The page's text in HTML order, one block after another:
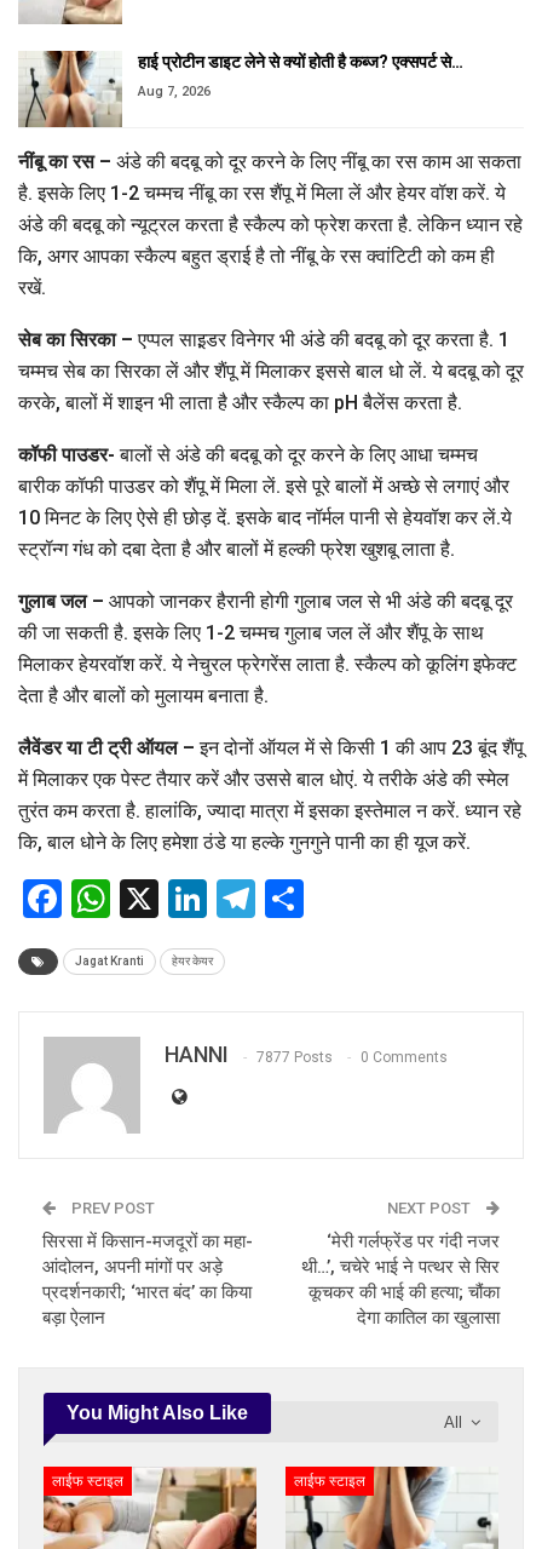
हाई प्रोटीन डाइट लेने से क्यों होती है कब्ज? एक्सपर्ट से…
Aug 7, 2026
नींबू का रस – अंडे की बदबू को दूर करने के लिए नींबू का रस काम आ सकता
है. इसके लिए 1-2 चम्मच नींबू का रस शैंपू में मिला लें और हेयर वॉश करें. ये
अंडे की बदबू को न्यूट्रल करता है स्कैल्प को फ्रेश करता है. लेकिन ध्यान रहे
कि, अगर आपका स्कैल्प बहुत ड्राई है तो नींबू के रस क्वांटिटी को कम ही
रखें.
सेब का सिरका – एप्पल साइ़डर विनेगर भी अंडे की बदबू को दूर करता है. 1
चम्मच सेब का सिरका लें और शैंपू में मिलाकर इससे बाल धो लें. ये बदबू को दूर
करके, बालों में शाइन भी लाता है और स्कैल्प का pH बैलेंस करता है.
कॉफी पाउडर- बालों से अंडे की बदबू को दूर करने के लिए आधा चम्मच
बारीक कॉफी पाउडर को शैंपू में मिला लें. इसे पूरे बालों में अच्छे से लगाएं और
10 मिनट के लिए ऐसे ही छोड़ दें. इसके बाद नॉर्मल पानी से हेयवॉश कर लें.ये
स्ट्रॉन्ग गंध को दबा देता है और बालों में हल्की फ्रेश खुशबू लाता है.
गुलाब जल – आपको जानकर हैरानी होगी गुलाब जल से भी अंडे की बदबू दूर
की जा सकती है. इसके लिए 1-2 चम्मच गुलाब जल लें और शैंपू के साथ
मिलाकर हेयरवॉश करें. ये नेचुरल फ्रेगरेंस लाता है. स्कैल्प को कूलिंग इफेक्ट
देता है और बालों को मुलायम बनाता है.
लैवेंडर या टी ट्री ऑयल – इन दोनों ऑयल में से किसी 1 की आप 23 बूंद शैंपू
में मिलाकर एक पेस्ट तैयार करें और उससे बाल धोएं. ये तरीके अंडे की स्मेल
तुरंत कम करता है. हालांकि, ज्यादा मात्रा में इसका इस्तेमाल न करें. ध्यान रहे
कि, बाल धोने के लिए हमेशा ठंडे या हल्के गुनगुने पानी का ही यूज करें.
Facebook
WhatsApp
X LinkedIn
Telegram
Jagat Kranti हेयर केयर
HANNI 7877 Posts 0 Comments
PREV POST
सिरसा में किसान-मजदूरों का महा-
आंदोलन, अपनी मांगों पर अड़े
प्रदर्शनकारी; ‘भारत बंद’ का किया
बड़ा ऐलान
NEXT POST
‘मेरी गर्लफ्रेंड पर गंदी नजर
थी…’, चचेरे भाई ने पत्थर से सिर
कूचकर की भाई की हत्या; चौंका
देगा कातिल का खुलासा
All
You Might Also Like
लाईफ स्टाइल लाईफ स्टाइल